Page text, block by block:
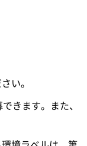
い。
きます。また、